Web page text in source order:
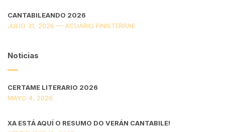
CANTABILEANDO 2026
JULIO 31, 2026 — ACUARIO FINISTERRAE
Noticias
CERTAME LITERARIO 2026
MAYO 4, 2026
XA ESTÁ AQUÍ O RESUMO DO VERÁN CANTABILE!